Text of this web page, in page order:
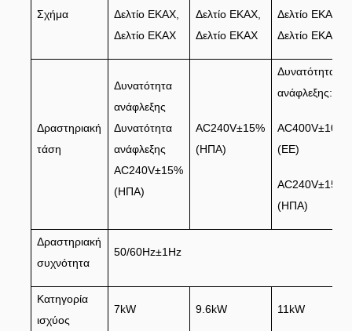
Σχήμα
Δελτίο ΕΚΑΧ,
Δελτίο ΕΚΑΧ
Δελτίο ΕΚΑΧ,
Δελτίο ΕΚΑΧ
Δελτίο ΕΚΑΧ,
Δελτίο ΕΚΑΧ
Δραστηριακή
τάση
Δυνατότητα
ανάφλεξης
Δυνατότητα
ανάφλεξης
AC240V±15%
(ΗΠΑ)
AC240V±15%
(ΗΠΑ)
Δυνατότητα
ανάφλεξης:
AC400V±10%
(ΕΕ)
AC240V±15%
(ΗΠΑ)
Δραστηριακή
συχνότητα
50/60Hz±1Hz
Κατηγορία
ισχύος
7kW 9.6kW 11kW